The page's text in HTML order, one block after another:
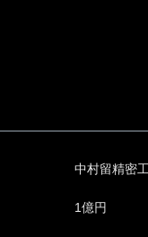
中村留精密
1億円